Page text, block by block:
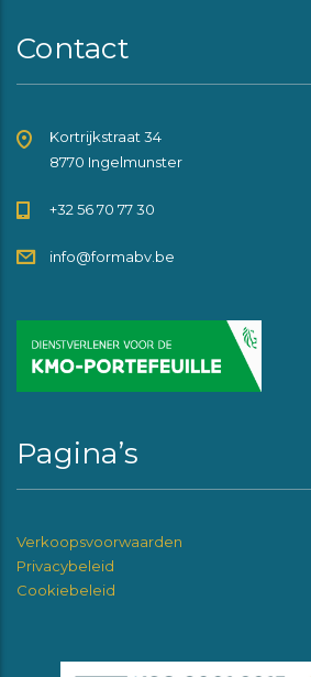
Contact
Kortrijkstraat 34
8770 Ingelmunster
+32 56 70 77 30
info@formabv.be
Pagina’s
Verkoopsvoorwaarden
Privacybeleid
Cookiebeleid